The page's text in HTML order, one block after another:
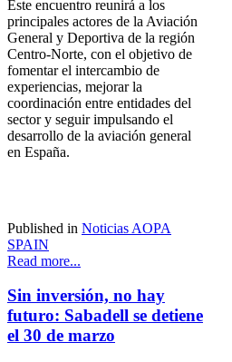
Este encuentro reunirá a los
principales actores de la Aviación
General y Deportiva de la región
Centro-Norte, con el objetivo de
fomentar el intercambio de
experiencias, mejorar la
coordinación entre entidades del
sector y seguir impulsando el
desarrollo de la aviación general
en España.
Published in Noticias AOPA
SPAIN
Read more...
Sin inversión, no hay
futuro: Sabadell se detiene
el 30 de marzo